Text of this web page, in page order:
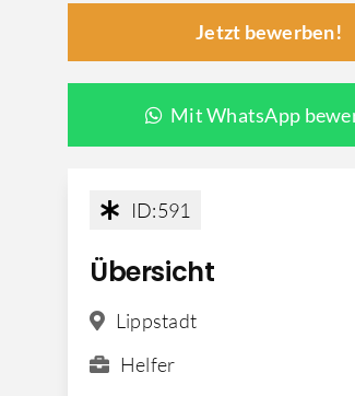
Jetzt bewerben!
Mit WhatsApp
ID:591
Übersicht
Lippstadt
Helfer